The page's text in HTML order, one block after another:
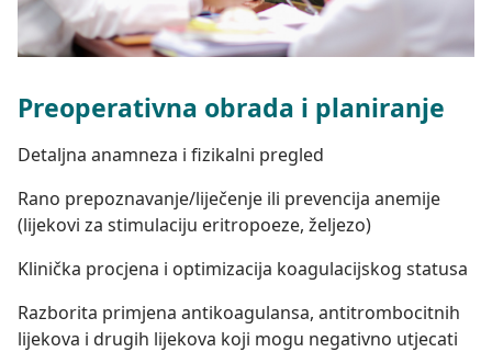
Preoperativna obrada i planiranje
Detaljna anamneza i fizikalni pregled
Rano prepoznavanje/liječenje ili prevencija anemije
(lijekovi za stimulaciju eritropoeze, željezo)
Klinička procjena i optimizacija koagulacijskog statusa
Razborita primjena antikoagulansa, antitrombocitnih
lijekova i drugih lijekova koji mogu negativno utjecati